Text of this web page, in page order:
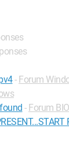
- Forum
- Forum